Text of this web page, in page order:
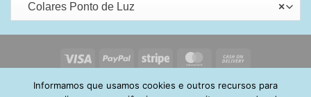
×
Colares Ponto de Luz
Visa PayPal Stripe MasterCard
Delivery
HOME SOBRE POLÍTICA DE PRIVACIDADE
ENTREGA
Informamos que usamos cookies e outros recursos para